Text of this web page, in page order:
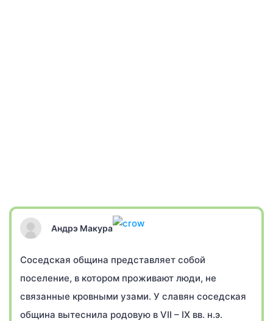
Андрэ Макура
Соседская община представляет собой
поселение, в котором проживают люди, не
связанные кровными узами. У славян соседская
община вытеснила родовую в VII – IX вв. н.э.